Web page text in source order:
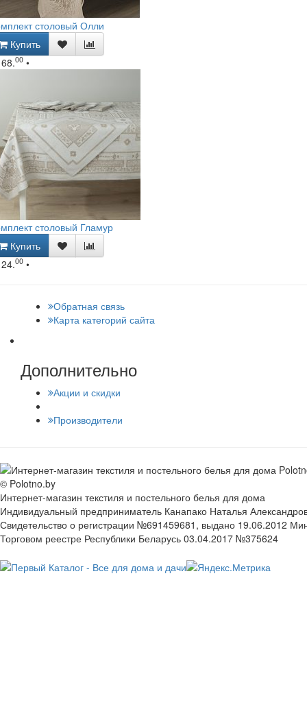
столовый Олли
Купить
00 •
столовый Гламур
Купить
00 •
Обратная связь
Карта категорий сайта
Дополнительно
Акции и скидки
Производители
© Polotno.by
Интернет-магазин текстиля и постельного белья для дома
Индивидуальный предприниматель Канапако Наталья
Свидетельство о регистрации №691459681, выдано 19.06.2012
Торговом реестре Республики Беларусь 03.04.2017 №375624